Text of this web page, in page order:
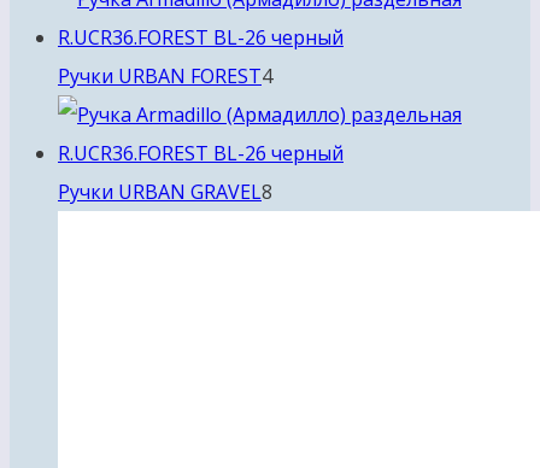
Ручки URBAN FOREST44
товара
Ручки URBAN GRAVEL8